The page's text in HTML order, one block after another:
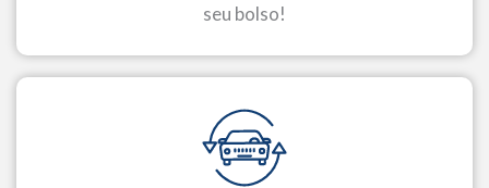
seu bolso!